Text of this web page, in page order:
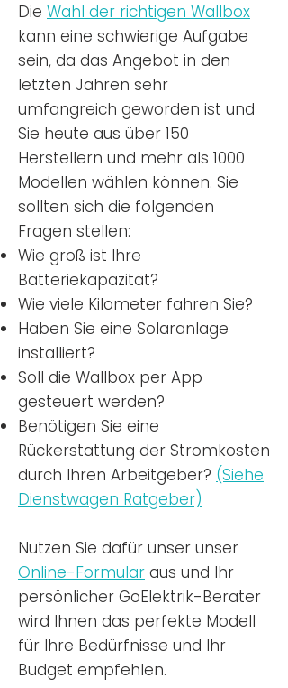
Die Wahl der richtigen Wallbox
kann eine schwierige Aufgabe
sein, da das Angebot in den
letzten Jahren sehr
umfangreich geworden ist und
Sie heute aus über 150
Herstellern und mehr als 1000
Modellen wählen können. Sie
sollten sich die folgenden
Fragen stellen:
Wie groß ist Ihre
Batteriekapazität?
Wie viele Kilometer fahren Sie?
Haben Sie eine Solaranlage
installiert?
Soll die Wallbox per App
gesteuert werden?
Benötigen Sie eine
Rückerstattung der Stromkosten
durch Ihren Arbeitgeber? (Siehe
Dienstwagen Ratgeber)
Nutzen Sie dafür unser unser
Online-Formular aus und Ihr
persönlicher GoElektrik-Berater
wird Ihnen das perfekte Modell
für Ihre Bedürfnisse und Ihr
Budget empfehlen.